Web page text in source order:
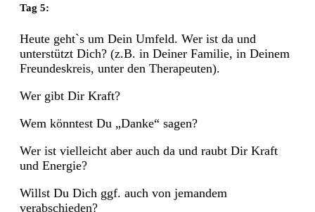
Tag 5:
Heute geht`s um Dein Umfeld. Wer ist da und
unterstützt Dich? (z.B. in Deiner Familie, in Deinem
Freundeskreis, unter den Therapeuten).
Wer gibt Dir Kraft?
Wem könntest Du „Danke“ sagen?
Wer ist vielleicht aber auch da und raubt Dir Kraft
und Energie?
Willst Du Dich ggf. auch von jemandem
verabschieden?